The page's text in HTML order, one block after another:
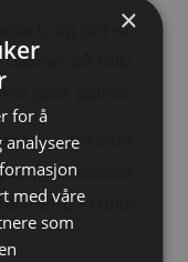
og det er
på 800,
godt gjøres.
som ofte
på rundt
×
for å
analysere
med våre
som